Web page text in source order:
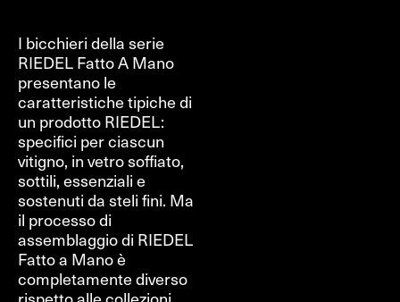
I bicchieri della serie
RIEDEL Fatto A Mano
presentano le
caratteristiche tipiche di
un prodotto RIEDEL:
specifici per ciascun
vitigno, in vetro soffiato,
sottili, essenziali e
sostenuti da steli fini. Ma
il processo di
assemblaggio di RIEDEL
Fatto a Mano è
completamente diverso